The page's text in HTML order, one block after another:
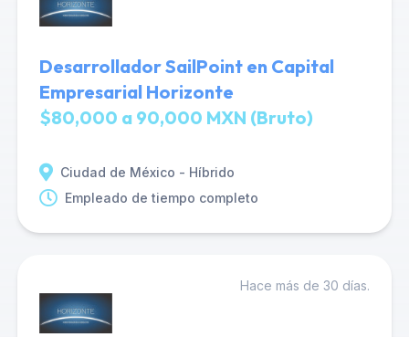
Desarrollador SailPoint en Capital
Empresarial Horizonte
$80,000 a 90,000 MXN (Bruto)
Ciudad de México - Híbrido
Empleado de tiempo completo
Hace más de 30 días.